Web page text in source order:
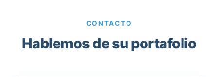
CONTACTO
Hablemos de su portafolio